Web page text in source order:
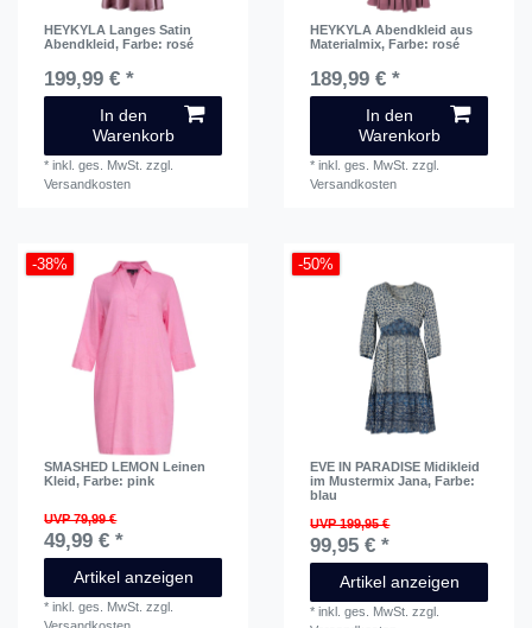
HEYKYLA Langes Satin
Abendkleid, Farbe: rosé
199,99 € *
In den
Warenkorb
*inkl. ges. MwSt. zzgl.
Versandkosten
HEYKYLA Abendkleid aus
Materialmix, Farbe: rosé
189,99 € *
In den
Warenkorb
*inkl. ges. MwSt. zzgl.
Versandkosten
-38%
SMASHED LEMON Leinen
Kleid, Farbe: pink
UVP 79,99 €
49,99 € *
Artikel anzeigen
*inkl. ges. MwSt. zzgl.
-50%
EVE IN PARADISE Midikleid
im Mustermix Jana, Farbe:
blau
UVP 199,95 €
99,95 € *
Artikel anzeigen
*inkl. ges. MwSt. zzgl.